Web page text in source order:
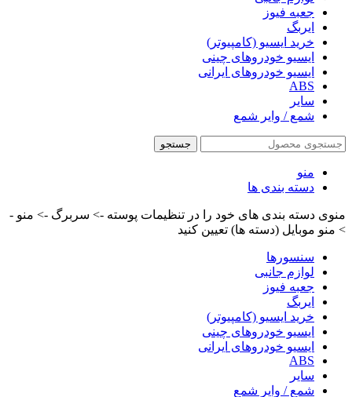
جعبه فیوز
ایربگ
خرید ایسیو (کامپیوتر)
ایسیو خودروهای چینی
ایسیو خودروهای ایرانی
ABS
سایر
شمع / وایر شمع
جستجو
منو
دسته بندی ها
منوی دسته بندی های خود را در تنظیمات پوسته -> سربرگ -> منو -
> منو موبایل (دسته ها) تعیین کنید
سنسورها
لوازم جانبی
جعبه فیوز
ایربگ
خرید ایسیو (کامپیوتر)
ایسیو خودروهای چینی
ایسیو خودروهای ایرانی
ABS
سایر
شمع / وایر شمع